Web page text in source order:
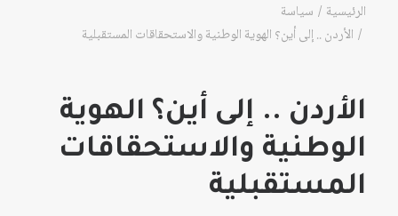
الرئيسية
سياسة
الأردن .. إلى أين؟ الهوية الوطنية والاستحقاقات المستقبلية
الأردن .. إلى أين؟ الهوية
الوطنية والاستحقاقات
المستقبلية